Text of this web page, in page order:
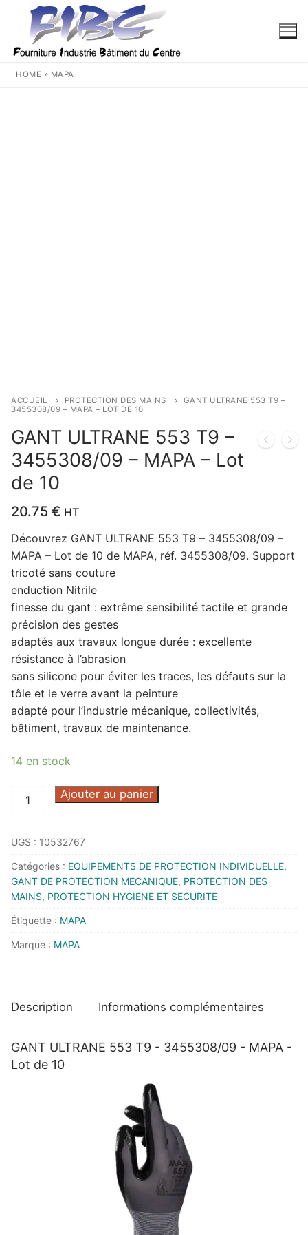
contenu
HOME » MAPA
ACCUEIL PROTECTION DES MAINS
GANT ULTRANE 553 T9 –
3455308/09 – MAPA – LOT DE 10
GANT ULTRANE 553 T9 –
3455308/09 – MAPA – Lot
de 10
20.75 € HT
Découvrez GANT ULTRANE 553 T9 – 3455308/09 –
MAPA – Lot de 10 de MAPA, réf. 3455308/09. Support
tricoté sans couture
enduction Nitrile
finesse du gant : extrême sensibilité tactile et grande
précision des gestes
adaptés aux travaux longue durée : excellente
résistance à l’abrasion
sans silicone pour éviter les traces, les défauts sur la
tôle et le verre avant la peinture
adapté pour l’industrie mécanique, collectivités,
bâtiment, travaux de maintenance.
14 en stock
quantité
ULTRANE
553
T9
-
3455308/09
MAPA
de
Ajouter au panier
UGS : 10532767
Catégories : EQUIPEMENTS DE PROTECTION INDIVIDUELLE,
GANT DE PROTECTION MECANIQUE, PROTECTION DES
MAINS, PROTECTION HYGIENE ET SECURITE
Étiquette : MAPA
Marque : MAPA
Description Informations complémentaires
GANT ULTRANE 553 T9 - 3455308/09 - MAPA -
Lot de 10